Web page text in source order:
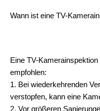
Wann ist eine TV-
Eine TV-
empfohlen:
1. Bei wiederkehrenden
verstopfen, kann eine
2. Vor größeren